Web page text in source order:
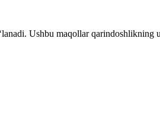
Ushbu maqollar qarindoshlikning